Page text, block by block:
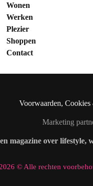
Wonen
Werken
Plezier
Shoppen
Contact
Voorwaarden,
Marketing
magazine over lifestyle,
© Alle rechten